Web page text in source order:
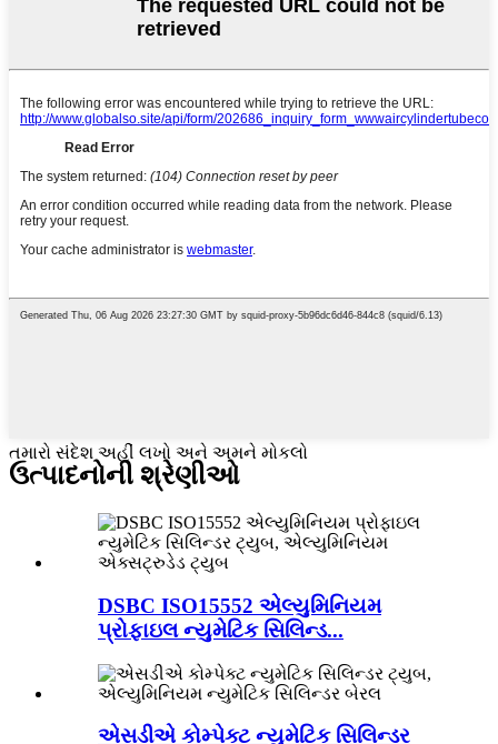
તમારો સંદેશ અહીં લખો અને અમને મોકલો
ઉત્પાદનોની શ્રેણીઓ
DSBC ISO15552 એલ્યુમિનિયમ
પ્રોફાઇલ ન્યુમેટિક સિલિન્ડ...
એસડીએ કોમ્પેક્ટ ન્યુમેટિક સિલિન્ડર